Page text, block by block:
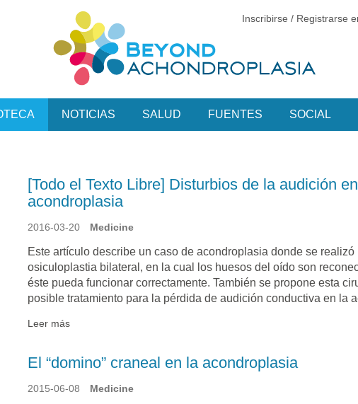
Inscribirse / Registrarse
NOTICIAS SALUD FUENTES SOCIAL
[Todo el Texto Libre] Disturbios de la audición
acondroplasia
2016-03-20 Medicine
Este artículo describe un caso de acondroplasia donde se
osiculoplastia bilateral, en la cual los huesos del oído son
éste pueda funcionar correctamente. También se propone esta
posible tratamiento para la pérdida de audición conductiva en la
Leer más
El “domino” craneal en la acondroplasia
2015-06-08 Medicine